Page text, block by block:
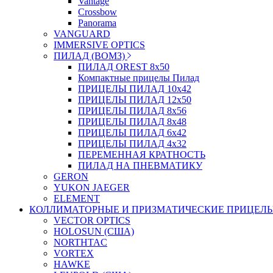
Crossbow
Panorama
VANGUARD
IMMERSIVE OPTICS
ПИЛАД (ВОМЗ)
ПИЛАД OREST 8х50
Компактные прицелы Пилад
ПРИЦЕЛЫ ПИЛАД 10х42
ПРИЦЕЛЫ ПИЛАД 12х50
ПРИЦЕЛЫ ПИЛАД 8х56
ПРИЦЕЛЫ ПИЛАД 8х48
ПРИЦЕЛЫ ПИЛАД 6х42
ПРИЦЕЛЫ ПИЛАД 4х32
ПЕРЕМЕННАЯ КРАТНОСТЬ
ПИЛАД НА ПНЕВМАТИКУ
GERON
YUKON JAEGER
ELEMENT
КОЛЛИМАТОРНЫЕ И ПРИЗМАТИЧЕСКИЕ
VECTOR OPTICS
HOLOSUN (США)
NORTHTAC
VORTEX
HAWKE